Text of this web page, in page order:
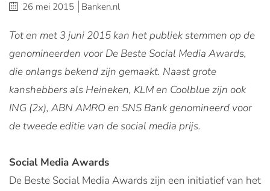
26 mei 2015 Banken.nl
Tot en met 3 juni 2015 kan het publiek stemmen op de
genomineerden voor De Beste Social Media Awards,
die onlangs bekend zijn gemaakt. Naast grote
kanshebbers als Heineken, KLM en Coolblue zijn ook
ING (2x), ABN AMRO en SNS Bank genomineerd voor
de tweede editie van de social media prijs.
Social Media Awards
De Beste Social Media Awards zijn een initiatief van het